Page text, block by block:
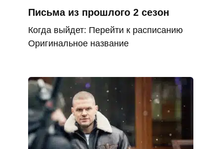
Письма из прошлого 2 сезон
Когда выйдет: Перейти к расписанию
Оригинальное название